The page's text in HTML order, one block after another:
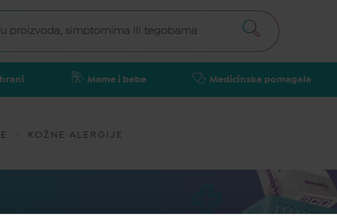
Mame i bebe Medicinska pomagala
KOŽNE ALERGIJE